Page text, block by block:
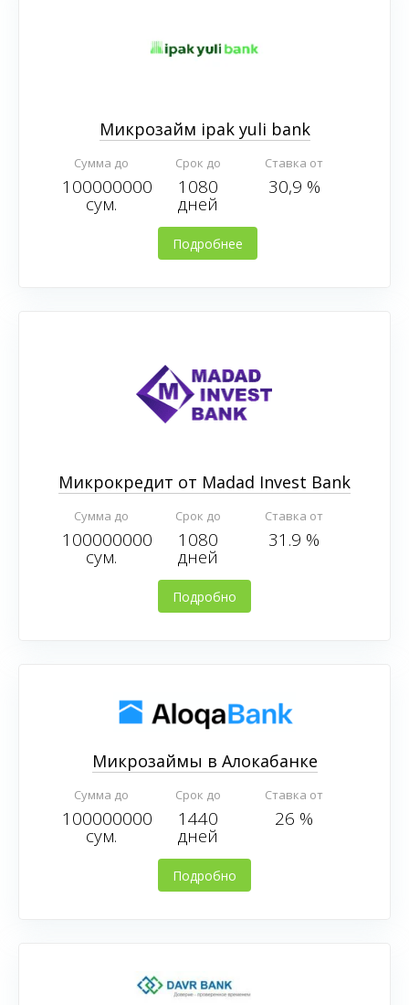
Микрозайм ipak yuli bank
Сумма до
100000000
сум.
Срок до
1080
дней
Ставка от
30,9 %
Подробнее
Микрокредит от Madad Invest Bank
Сумма до
100000000
сум.
Срок до
1080
дней
Ставка от
31.9 %
Подробно
Микрозаймы в Алокабанке
Сумма до
100000000
сум.
Срок до
1440
дней
Ставка от
26 %
Подробно